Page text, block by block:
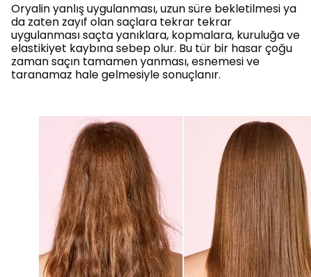
Oryalin yanlış uygulanması, uzun süre bekletilmesi ya
da zaten zayıf olan saçlara tekrar tekrar
uygulanması saçta yanıklara, kopmalara, kuruluğa ve
elastikiyet kaybına sebep olur. Bu tür bir hasar çoğu
zaman saçın tamamen yanması, esnemesi ve
taranamaz hale gelmesiyle sonuçlanır.